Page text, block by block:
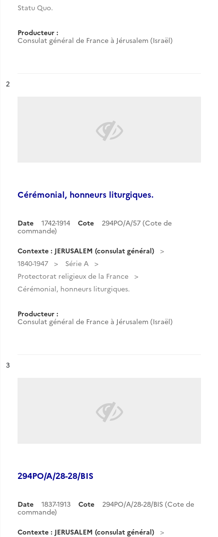
Statu Quo.
Producteur :
Consulat général de France à Jérusalem (Israël)
n°
2
Cérémonial, honneurs liturgiques.
Date 1742-1914 Cote
294PO/A/57 (Cote de
commande)
Contexte : JERUSALEM (consulat général)
1840-1947
Série A
Protectorat religieux de la France
Cérémonial, honneurs liturgiques.
Producteur :
Consulat général de France à Jérusalem (Israël)
n°
3
294PO/A/28-28/BIS
Date 1837-1913 Cote
294PO/A/28-28/BIS (Cote de
commande)
Contexte : JERUSALEM (consulat général)